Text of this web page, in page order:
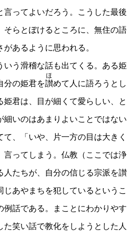
言ってよいだろう。こうした最後
そらとぼけるところに、無住の語
あるように思われる。
う滑稽な話も出てくる。ある姫
分の姫君を讃
ほ
めて人に語ろうとし
君は、目が細くて愛らしい、と
細いのはあまりよいことではない
、「いや、片一方の目は大きく
言ってしまう。仏教（ここでは浄
人たちが、自分の信じる宗派を讃
あやまちを犯しているというこ
例話である。まことにわかりやす
た笑い話で教化をしようとした人